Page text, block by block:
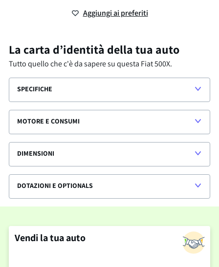
Aggiungi ai preferiti
La carta d’identità della tua auto
Tutto quello che c'è da sapere su questa Fiat 500X.
SPECIFICHE
MOTORE E CONSUMI
DIMENSIONI
DOTAZIONI E OPTIONALS
Vendi la tua auto